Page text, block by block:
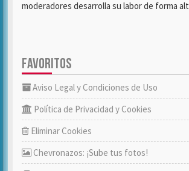
moderadores desarrolla su labor de forma
FAVORITOS
Aviso Legal y Condiciones de Uso
Política de Privacidad y Cookies
Eliminar Cookies
Chevronazos: ¡Sube tus fotos!